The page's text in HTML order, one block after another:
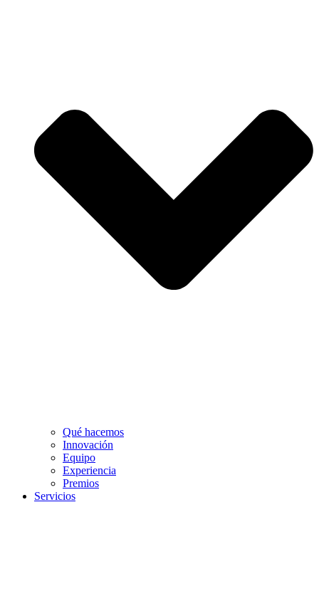
Qué hacemos
Innovación
Equipo
Experiencia
Premios
Servicios